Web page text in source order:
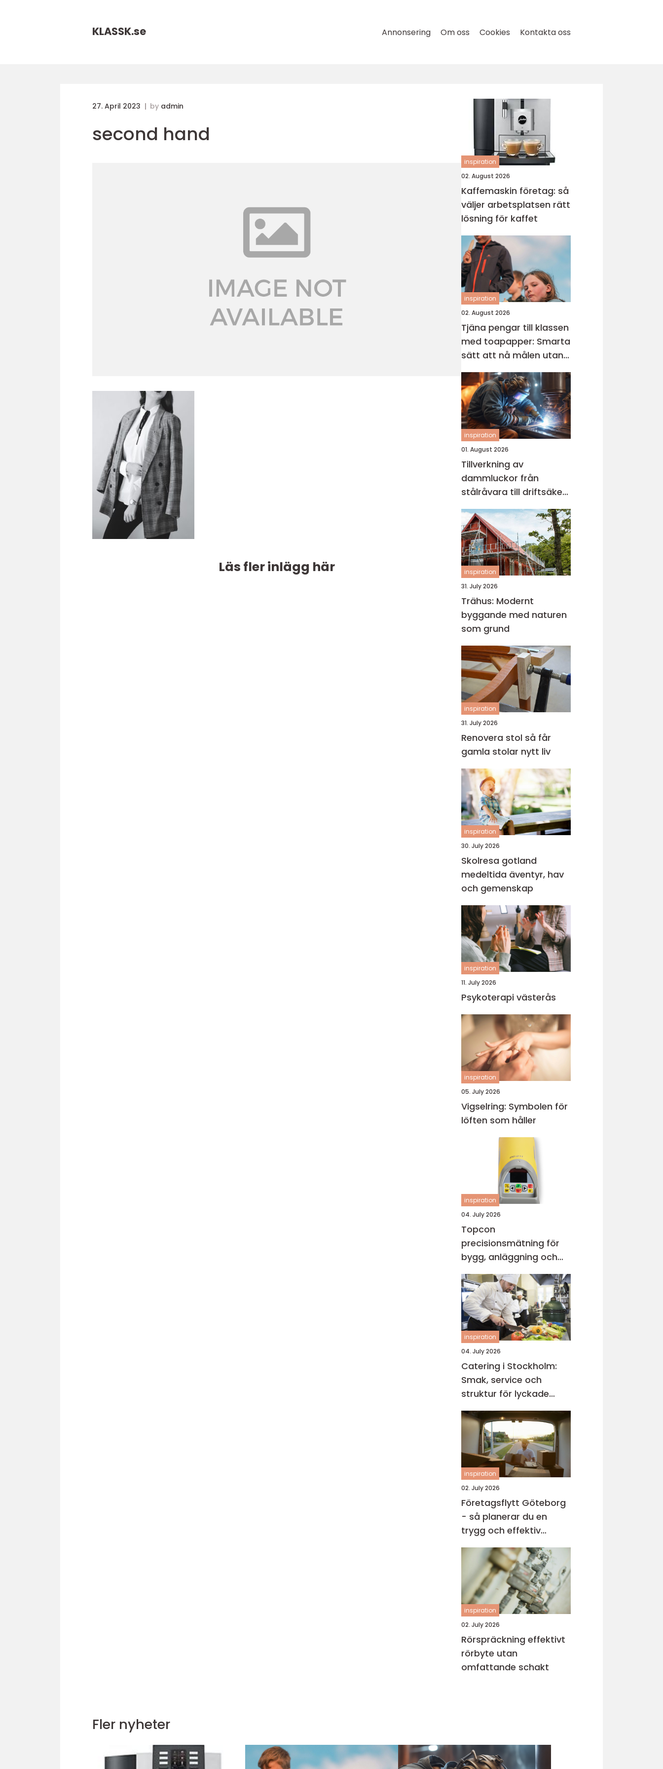
KLASSK.se Annonsering Om oss Cookies Kontakta oss
27. April 2023 by admin
second hand
Läs fler inlägg här
inspiration
02. August 2026
Kaffemaskin företag: så
väljer arbetsplatsen rätt
lösning för kaffet
inspiration
02. August 2026
Tjäna pengar till klassen
med toapapper: Smarta
sätt att nå målen utan
stress
inspiration
01. August 2026
Tillverkning av
dammluckor från
stålråvara till driftsäker
vattenkontroll
inspiration
31. July 2026
Trähus: Modernt
byggande med naturen
som grund
inspiration
31. July 2026
Renovera stol så får
gamla stolar nytt liv
inspiration
30. July 2026
Skolresa gotland
medeltida äventyr, hav
och gemenskap
inspiration
11. July 2026
Psykoterapi västerås
inspiration
05. July 2026
Vigselring: Symbolen för
löften som håller
inspiration
04. July 2026
Topcon
precisionsmätning för
bygg, anläggning och
industri
inspiration
04. July 2026
Catering i Stockholm:
Smak, service och
struktur för lyckade
evenemang
inspiration
02. July 2026
Företagsflytt Göteborg
- så planerar du en
trygg och effektiv
kontorsflytt
inspiration
02. July 2026
Rörspräckning effektivt
rörbyte utan
omfattande schakt
Fler nyheter